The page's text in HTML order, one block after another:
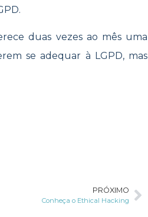
duas vezes ao mês uma
se adequar à LGPD, mas
PRÓXIMO
Conheça o Ethical Hacking